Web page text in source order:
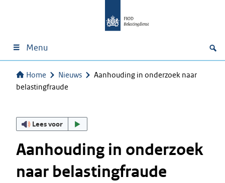
Menu
Home Nieuws
Aanhouding in onderzoek naar
belastingfraude
Lees voor
Aanhouding in onderzoek
naar belastingfraude